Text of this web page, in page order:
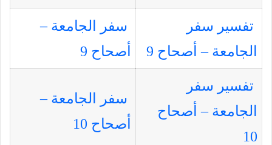
تفسير سفر
الجامعة – أصحاح 9
سفر الجامعة –
أصحاح 9
تفسير سفر
الجامعة – أصحاح
10
سفر الجامعة –
أصحاح 10